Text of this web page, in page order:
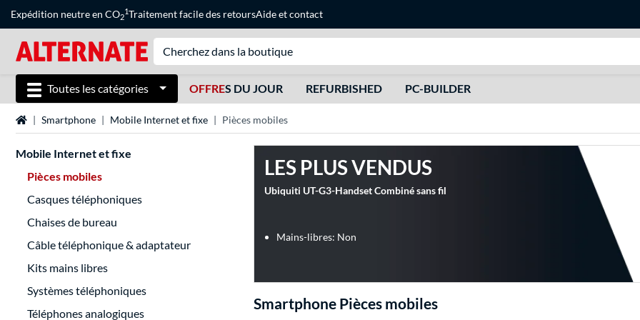
Expédition neutre en CO2
1Traitement facile des retoursAideetcontact
Toutes les catégories OFFRES DU JOUR REFURBISHED PC-BUILDER
Page d'accueil
Smartphone Mobile Internet et fixe Pièces mobiles
Mobile Internet et fixe
Pièces mobiles
Casques téléphoniques
Chaises de bureau
Câble téléphonique & adaptateur
Kits mains libres
Systèmes téléphoniques
Téléphones analogiques
LES PLUS VENDUS
Ubiquiti UT-G3-Handset Combiné sans fil
Mains-libres: Non
Smartphone Pièces mobiles